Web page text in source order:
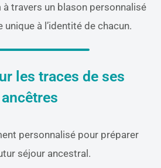
à travers un blason personnalisé
à l’identité de chacun.
les traces de ses
ancêtres
personnalisé pour préparer
séjour ancestral.